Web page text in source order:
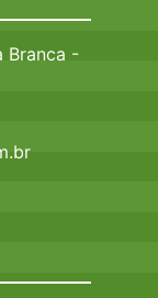
Branca -